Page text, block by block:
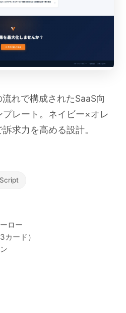
れで構成されたSaaS向
レート。ネイビー×オレ
求力を高める設計。
ロー
ード）